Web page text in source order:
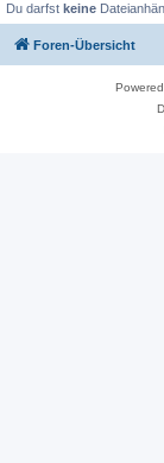
Du darfst keine
Foren-Übersicht